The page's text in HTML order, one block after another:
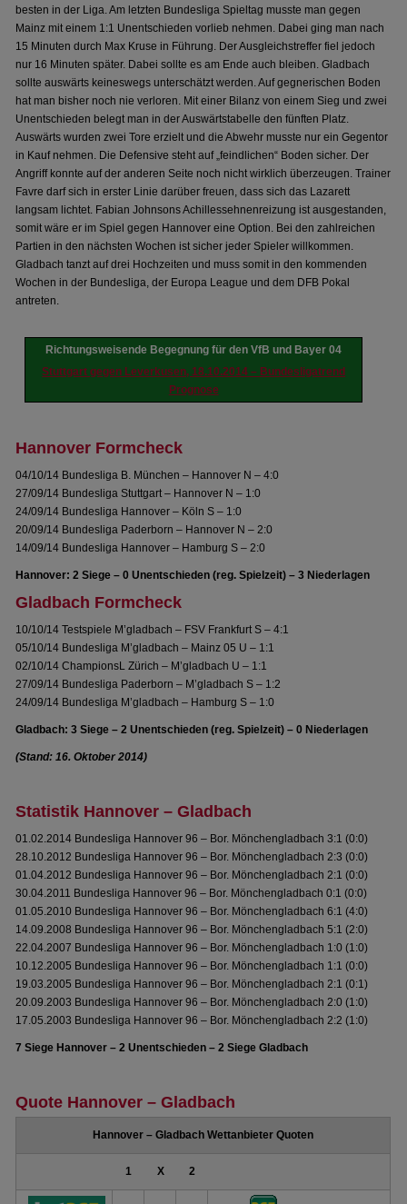
besten in der Liga. Am letzten Bundesliga Spieltag musste man gegen
Mainz mit einem 1:1 Unentschieden vorlieb nehmen. Dabei ging man nach
15 Minuten durch Max Kruse in Führung. Der Ausgleichstreffer fiel jedoch
nur 16 Minuten später. Dabei sollte es am Ende auch bleiben. Gladbach
sollte auswärts keineswegs unterschätzt werden. Auf gegnerischen Boden
hat man bisher noch nie verloren. Mit einer Bilanz von einem Sieg und zwei
Unentschieden belegt man in der Auswärtstabelle den fünften Platz.
Auswärts wurden zwei Tore erzielt und die Abwehr musste nur ein Gegentor
in Kauf nehmen. Die Defensive steht auf „feindlichen“ Boden sicher. Der
Angriff konnte auf der anderen Seite noch nicht wirklich überzeugen. Trainer
Favre darf sich in erster Linie darüber freuen, dass sich das Lazarett
langsam lichtet. Fabian Johnsons Achillessehnenreizung ist ausgestanden,
somit wäre er im Spiel gegen Hannover eine Option. Bei den zahlreichen
Partien in den nächsten Wochen ist sicher jeder Spieler willkommen.
Gladbach tanzt auf drei Hochzeiten und muss somit in den kommenden
Wochen in der Bundesliga, der Europa League und dem DFB Pokal
antreten.
Richtungsweisende Begegnung für den VfB und Bayer 04
Stuttgart gegen Leverkusen, 18.10.2014 – Bundesligatrend
Prognose
Hannover Formcheck
04/10/14 Bundesliga B. München – Hannover N – 4:0
27/09/14 Bundesliga Stuttgart – Hannover N – 1:0
24/09/14 Bundesliga Hannover – Köln S – 1:0
20/09/14 Bundesliga Paderborn – Hannover N – 2:0
14/09/14 Bundesliga Hannover – Hamburg S – 2:0
Hannover: 2 Siege – 0 Unentschieden (reg. Spielzeit) – 3 Niederlagen
Gladbach Formcheck
10/10/14 Testspiele M’gladbach – FSV Frankfurt S – 4:1
05/10/14 Bundesliga M’gladbach – Mainz 05 U – 1:1
02/10/14 ChampionsL Zürich – M’gladbach U – 1:1
27/09/14 Bundesliga Paderborn – M’gladbach S – 1:2
24/09/14 Bundesliga M’gladbach – Hamburg S – 1:0
Gladbach: 3 Siege – 2 Unentschieden (reg. Spielzeit) – 0 Niederlagen
(Stand: 16. Oktober 2014)
Statistik Hannover – Gladbach
01.02.2014 Bundesliga Hannover 96 – Bor. Mönchengladbach 3:1 (0:0)
28.10.2012 Bundesliga Hannover 96 – Bor. Mönchengladbach 2:3 (0:0)
01.04.2012 Bundesliga Hannover 96 – Bor. Mönchengladbach 2:1 (0:0)
30.04.2011 Bundesliga Hannover 96 – Bor. Mönchengladbach 0:1 (0:0)
01.05.2010 Bundesliga Hannover 96 – Bor. Mönchengladbach 6:1 (4:0)
14.09.2008 Bundesliga Hannover 96 – Bor. Mönchengladbach 5:1 (2:0)
22.04.2007 Bundesliga Hannover 96 – Bor. Mönchengladbach 1:0 (1:0)
10.12.2005 Bundesliga Hannover 96 – Bor. Mönchengladbach 1:1 (0:0)
19.03.2005 Bundesliga Hannover 96 – Bor. Mönchengladbach 2:1 (0:1)
20.09.2003 Bundesliga Hannover 96 – Bor. Mönchengladbach 2:0 (1:0)
17.05.2003 Bundesliga Hannover 96 – Bor. Mönchengladbach 2:2 (1:0)
7 Siege Hannover – 2 Unentschieden – 2 Siege Gladbach
Quote Hannover – Gladbach
Hannover – Gladbach Wettanbieter Quoten
1 X 2